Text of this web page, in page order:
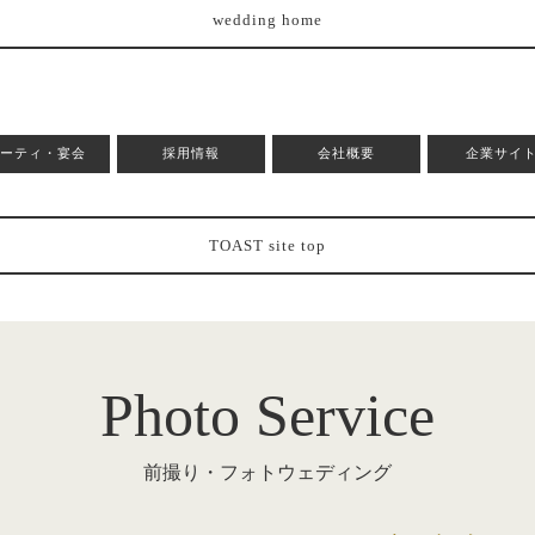
wedding home
ティ・宴会 採用情報 会社概要 企業サイト
TOAST site top
Photo Service
前撮り・フォトウェディング